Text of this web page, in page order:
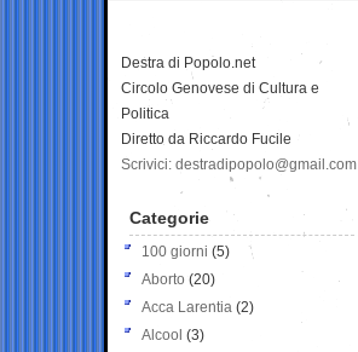
Destra di Popolo.net
Circolo Genovese di Cultura e
Politica
Diretto da Riccardo Fucile
Scrivici: destradipopolo@gmail.com
Categorie
100 giorni (5)
Aborto (20)
Acca Larentia (2)
Alcool (3)